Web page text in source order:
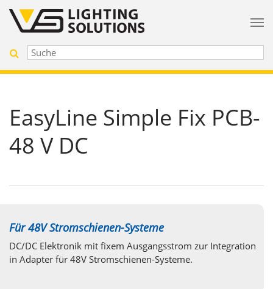
EasyLine Simple Fix PCB-
48 V DC
Für 48V Stromschienen-Systeme
DC/DC Elektronik mit fixem Ausgangsstrom zur Integration
in Adapter für 48V Stromschienen-Systeme.